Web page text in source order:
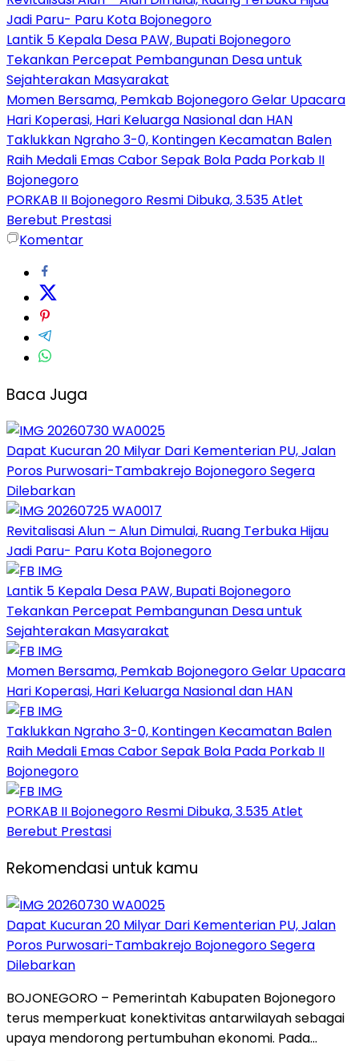
Jadi Paru- Paru Kota Bojonegoro
Lantik 5 Kepala Desa PAW, Bupati Bojonegoro
Tekankan Percepat Pembangunan Desa untuk
Sejahterakan Masyarakat
Momen Bersama, Pemkab Bojonegoro Gelar Upacara
Hari Koperasi, Hari Keluarga Nasional dan HAN
Taklukkan Ngraho 3-0, Kontingen Kecamatan Balen
Raih Medali Emas Cabor Sepak Bola Pada Porkab II
Bojonegoro
PORKAB II Bojonegoro Resmi Dibuka, 3.535 Atlet
Berebut Prestasi
Komentar
Baca Juga
Dapat Kucuran 20 Milyar Dari Kementerian PU, Jalan
Poros Purwosari-Tambakrejo Bojonegoro Segera
Dilebarkan
Revitalisasi Alun – Alun Dimulai, Ruang Terbuka Hijau
Jadi Paru- Paru Kota Bojonegoro
Lantik 5 Kepala Desa PAW, Bupati Bojonegoro
Tekankan Percepat Pembangunan Desa untuk
Sejahterakan Masyarakat
Momen Bersama, Pemkab Bojonegoro Gelar Upacara
Hari Koperasi, Hari Keluarga Nasional dan HAN
Taklukkan Ngraho 3-0, Kontingen Kecamatan Balen
Raih Medali Emas Cabor Sepak Bola Pada Porkab II
Bojonegoro
PORKAB II Bojonegoro Resmi Dibuka, 3.535 Atlet
Berebut Prestasi
Rekomendasi untuk kamu
Dapat Kucuran 20 Milyar Dari Kementerian PU, Jalan
Poros Purwosari-Tambakrejo Bojonegoro Segera
Dilebarkan
BOJONEGORO – Pemerintah Kabupaten Bojonegoro
terus memperkuat konektivitas antarwilayah sebagai
upaya mendorong pertumbuhan ekonomi. Pada…